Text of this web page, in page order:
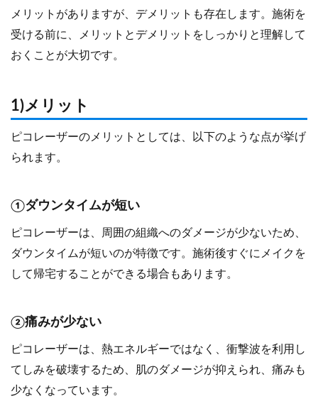
メリットがありますが、デメリットも存在します。施術を
受ける前に、メリットとデメリットをしっかりと理解して
おくことが大切です。
1)メリット
ピコレーザーのメリットとしては、以下のような点が挙げ
られます。
①ダウンタイムが短い
ピコレーザーは、周囲の組織へのダメージが少ないため、
ダウンタイムが短いのが特徴です。施術後すぐにメイクを
して帰宅することができる場合もあります。
②痛みが少ない
ピコレーザーは、熱エネルギーではなく、衝撃波を利用し
てしみを破壊するため、肌のダメージが抑えられ、痛みも
少なくなっています。